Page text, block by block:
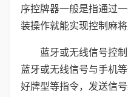
序控牌器一般是指通过
装操作就能实现控制麻
蓝牙或无线信号控
蓝牙或无线信号与手机
好牌型等指令，发送信